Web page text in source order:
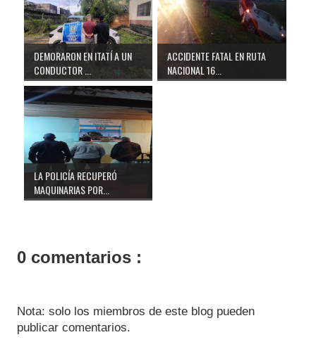
DEMORARON EN ITATÍ A UN
CONDUCTOR ...
ACCIDENTE FATAL EN RUTA
NACIONAL 16...
LA POLICÍA RECUPERÓ
MAQUINARIAS POR...
0 comentarios :
Nota: solo los miembros de este blog pueden
publicar comentarios.